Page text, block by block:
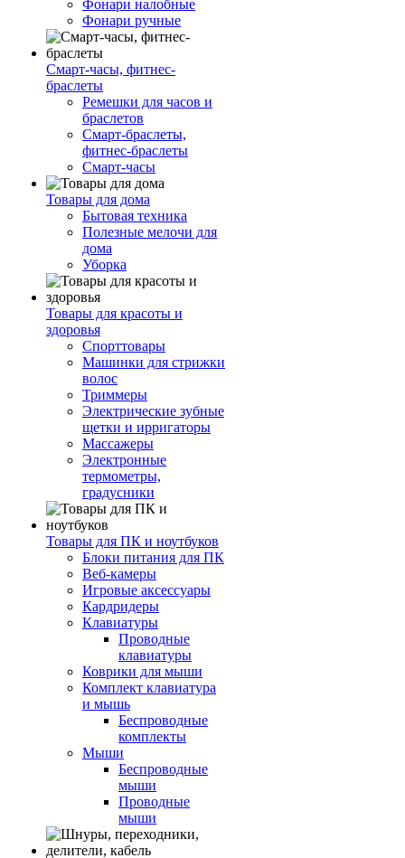
Фонари налобные
Фонари ручные
Смарт-часы, фитнес-
браслеты
Ремешки для часов и
браслетов
Смарт-браслеты,
фитнес-браслеты
Смарт-часы
Товары для дома
Бытовая техника
Полезные мелочи для
дома
Уборка
Товары для красоты и
здоровья
Спорттовары
Машинки для стрижки
волос
Триммеры
Электрические зубные
щетки и ирригаторы
Массажеры
Электронные
термометры,
градусники
Товары для ПК и ноутбуков
Блоки питания для ПК
Веб-камеры
Игровые аксессуары
Кардридеры
Клавиатуры
Проводные
клавиатуры
Коврики для мыши
Комплект клавиатура
и мышь
Беспроводные
комплекты
Мыши
Беспроводные
мыши
Проводные
мыши